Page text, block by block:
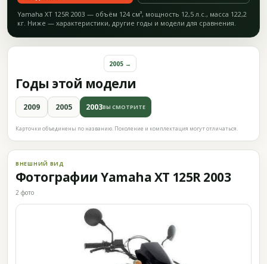
Yamaha XT 125R 2003 — объём 124 см³, мощность 12,5 л.с., масса 122,2
кг. Ниже — характеристики, другие годы и модели для сравнения.
Годы этой модели
2005 →
2009 2005 2003ВЫ СМОТРИТЕ
Карточки объединены по названию. Поколение и комплектация могут отличаться.
ВНЕШНИЙ ВИД
Фотографии Yamaha XT 125R 2003
2 фото